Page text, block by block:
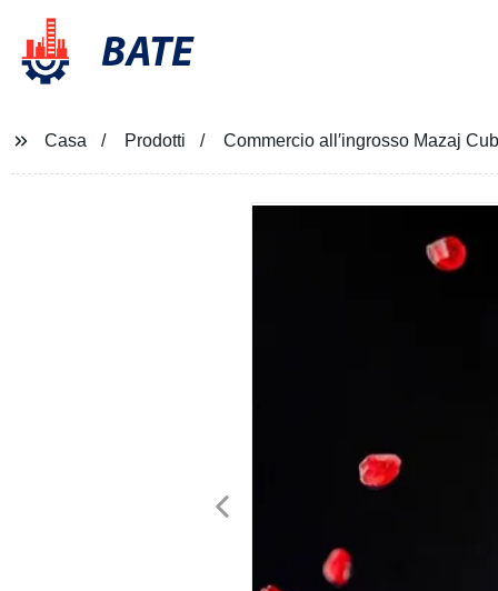
BATE
Casa Prodotti Commercio all′ingrosso Mazaj